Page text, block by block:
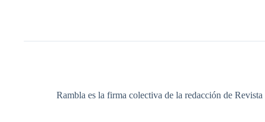
Rambla es la firma colectiva de la redacción de